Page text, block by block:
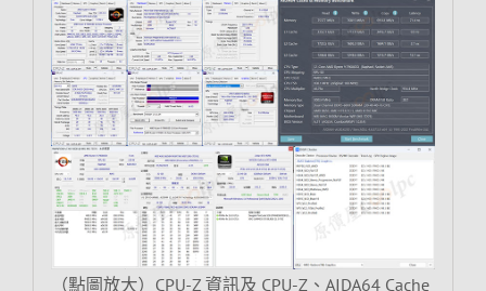
（點圖放大）CPU-Z 資訊及 CPU-Z、AIDA64 Cache